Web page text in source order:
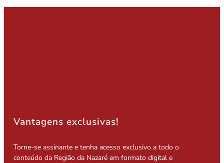
Vantagens exclusivas!
Torne-se assinante e tenha acesso exclusivo a todo o
conteúdo da Região da Nazaré em formato digital e